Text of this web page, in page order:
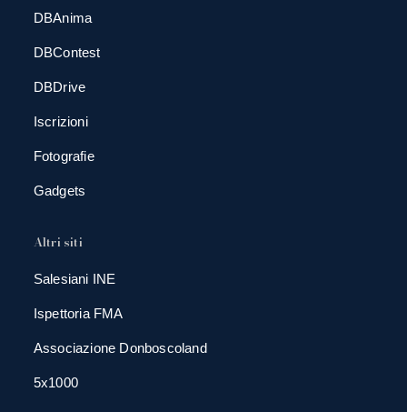
DBAnima
DBContest
DBDrive
Iscrizioni
Fotografie
Gadgets
Altri siti
Salesiani INE
Ispettoria FMA
Associazione Donboscoland
5x1000